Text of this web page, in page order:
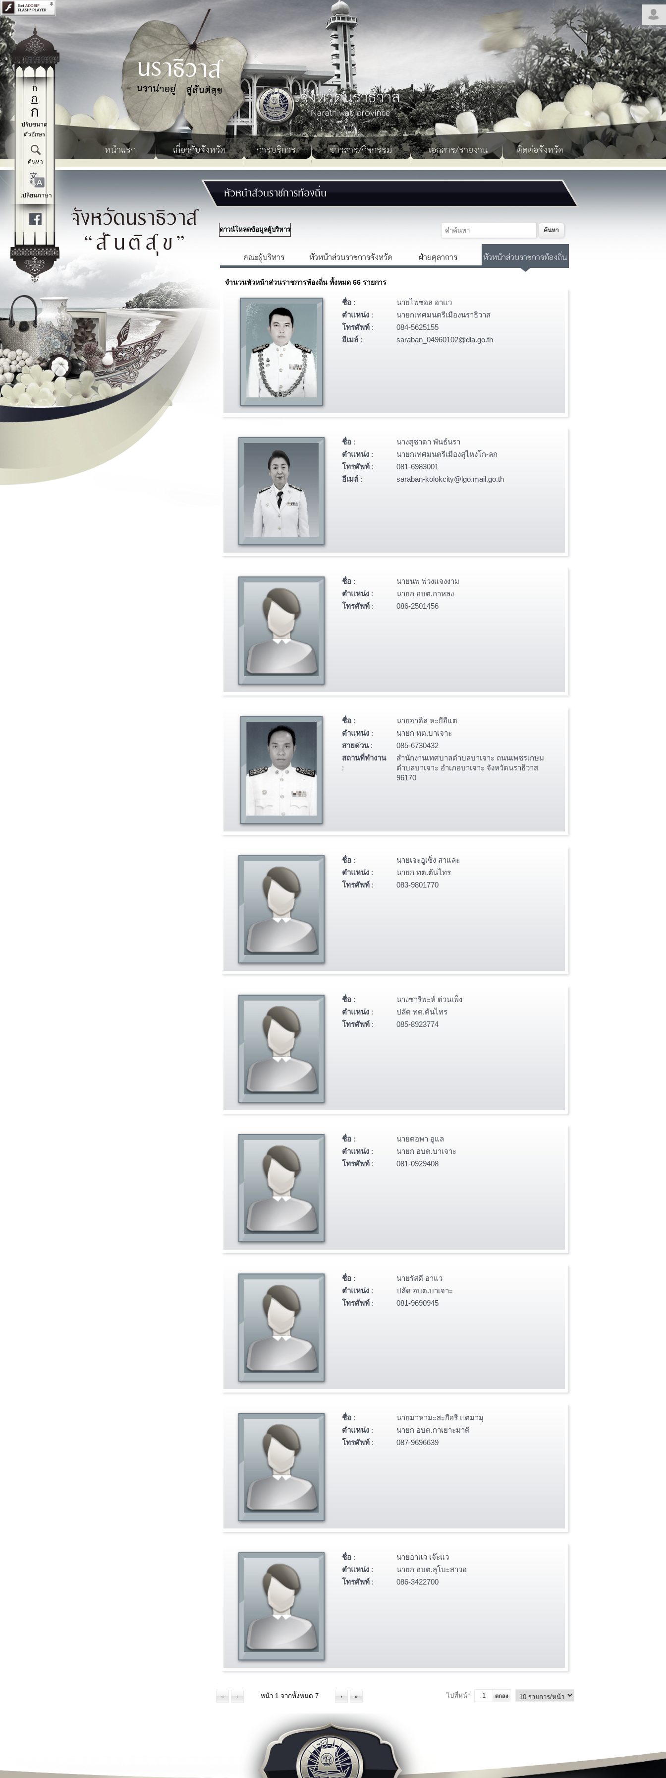
ก
ก
ก
ปรับขนาด
ตัวอักษร
ค้นหา
เปลี่ยนภาษา
หน้าแรก เกี่ยวกับจังหวัด การบริการ ข่าวสาร/กิจกรรม เอกสาร/รายงาน ติดต่อจังหวัด
หัวหน้าส่วนราชการท้องถิ่น
ดาวน์โหลดข้อมูลผู้บริหาร ค้นหา
คณะผู้บริหาร หัวหน้าส่วนราชการจังหวัด ฝ่ายตุลาการ หัวหน้าส่วนราชการท้องถิ่น
จำนวนหัวหน้าส่วนราชการท้องถิ่น ทั้งหมด 66 รายการ
ชื่อ :
นายไพซอล อาแว
ตำแหน่ง :
นายกเทศมนตรีเมืองนราธิวาส
โทรศัพท์ :
084-5625155
อีเมล์ : saraban_04960102@dla.go.th
ชื่อ :
นางสุชาดา พันธ์นรา
ตำแหน่ง :
นายกเทศมนตรีเมืองสุไหงโก-ลก
โทรศัพท์ :
081-6983001
อีเมล์ : saraban-kolokcity@lgo.mail.go.th
ชื่อ :
นายนพ พ่วงแจงงาม
ตำแหน่ง :
นายก อบต.กาหลง
โทรศัพท์ : 086-2501456
ชื่อ :
นายอาดิล หะยีอีแต
ตำแหน่ง :
นายก ทต.บาเจาะ
สายด่วน:
085-6730432
สถานที่ทำงาน
:
สำนักงานเทศบาลตำบลบาเจาะ ถนนเพชรเกษม
ตำบลบาเจาะ อำเภอบาเจาะ จังหวัดนราธิวาส
96170
ชื่อ :
นายเจะอูเซ็ง สาและ
ตำแหน่ง :
นายก ทต.ต้นไทร
โทรศัพท์ : 083-9801770
ชื่อ :
นางซารีพะห์ ต่วนเพ็ง
ตำแหน่ง :
ปลัด ทต.ต้นไทร
โทรศัพท์ : 085-8923774
ชื่อ :
นายตอพา อูแล
ตำแหน่ง :
นายก อบต.บาเจาะ
โทรศัพท์ : 081-0929408
ชื่อ :
นายรัสดี อาแว
ตำแหน่ง :
ปลัด อบต.บาเจาะ
โทรศัพท์ : 081-9690945
ชื่อ :
นายมาหามะสะกือรี แตมามุ
ตำแหน่ง :
นายก อบต.กาเยาะมาตี
โทรศัพท์ : 087-9696639
ชื่อ :
นายอาแว เจ๊ะแว
ตำแหน่ง :
นายก อบต.ลุโบะสาวอ
โทรศัพท์ : 086-3422700
« ‹ › » ไปที่หน้า
เพลงประจำจังหวัด
ภารกิจและหน้าที่ความรับผิดชอบ
ผลการเบิกจ่ายงบประมาณภายใต้แผน
ปฏิบัติราชการ
ยุทธศาสตร์และการพัฒนา
แผนงาน/โครงการสำคัญ
คำรับรอง/รายงานผลการปฏิบัติรราชการ
ยุทธศาสตร์จังหวัด
รู้จักผู้ว่าราชการจังหวัดฯ
คณะผู้บริหาร
ผู้ว่าพบประชาชน
มัลติมิเดีย
โครงการอันเนื่องมาจากพระราชดำริ
รางวัลแห่งความภาคภูมิใจ
เอกสาร
พระราชบัญญัติ/พระราชกฤษฏีกา
คู่มือ/แนวทางการปฏิบัติ
มติคณะรัฐมนตรีที่เกี่ยวข้อง
ท่องเที่ยวนราธิวาส
ข้อมูลร้านอาหาร